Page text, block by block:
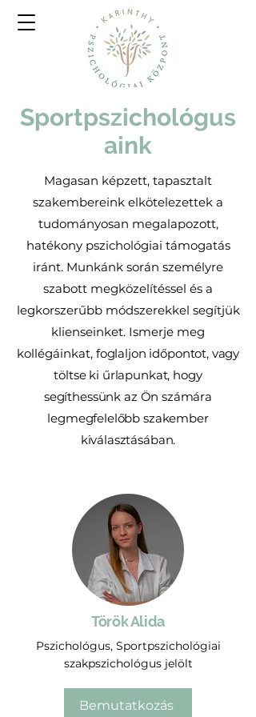
Sportpszichológus
aink
Magasan képzett, tapasztalt
szakembereink elkötelezettek a
tudományosan megalapozott,
hatékony pszichológiai támogatás
iránt. Munkánk során személyre
szabott megközelítéssel és a
legkorszerűbb módszerekkel segítjük
klienseinket. Ismerje meg
kollégáinkat, foglaljon időpontot, vagy
töltse ki űrlapunkat, hogy
segíthessünk az Ön számára
legmegfelelőbb szakember
kiválasztásában.
Török Alida
Pszichológus, Sportpszichológiai
szakpszichológus jelölt
Bemutatkozás